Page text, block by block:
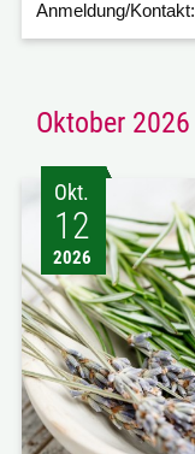
Anmeldung/Kontakt:
Oktober 2026
Okt.
12
2026